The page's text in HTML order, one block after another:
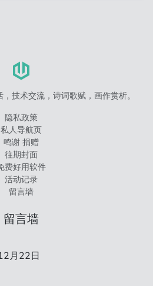
技术交流，诗词歌赋，画作赏析。
隐私政策
私人导航页
鸣谢 捐赠
往期封面
费好用软件
活动记录
留言墙
留言墙
月22日